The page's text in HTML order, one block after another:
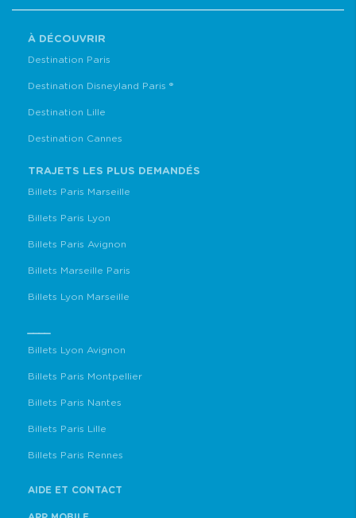
À DÉCOUVRIR
Destination Paris
Destination Disneyland Paris ®
Destination Lille
Destination Cannes
TRAJETS LES PLUS DEMANDÉS
Billets Paris Marseille
Billets Paris Lyon
Billets Paris Avignon
Billets Marseille Paris
Billets Lyon Marseille
Billets Lyon Avignon
Billets Paris Montpellier
Billets Paris Nantes
Billets Paris Lille
Billets Paris Rennes
AIDE ET CONTACT